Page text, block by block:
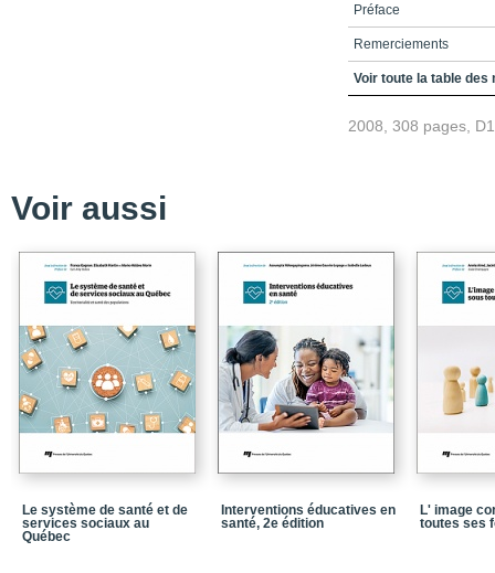
Préface
Remerciements
Table des matières
Chapitre 3 -
symptômes physiques
TCC léger
Chapitre 5 - L'impact
Chapitre 6 -
un traumatisme
Partie 2
Voir toute la table des
2008, 308 pages,
Voir aussi
Le système de santé et de
services sociaux au
Québec
Interventions éducatives en
santé, 2e édition
L' image
toutes ses